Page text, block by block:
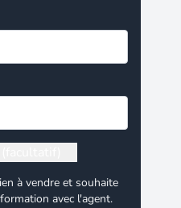
à vendre et souhaite
avec l'agent.